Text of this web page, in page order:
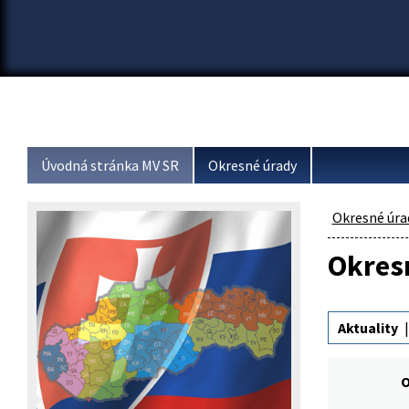
Úvodná stránka MV SR Okresné úrady
Okresné
Aktuality